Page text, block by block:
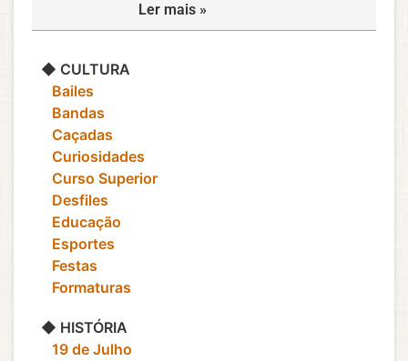
Ler mais »
◆ CULTURA
‎ ‎ ‎ Bailes
‎ ‎ ‎ Bandas
‎ ‎ ‎ Caçadas
‎ ‎ ‎ Curiosidades
‎ ‎ ‎ Curso Superior
‎ ‎ ‎ Desfiles
‎ ‎ ‎ Educação
‎ ‎ ‎ Esportes
‎ ‎ ‎ Festas
‎ ‎ ‎ Formaturas
◆ HISTÓRIA
‎ ‎ ‎ 19 de Julho